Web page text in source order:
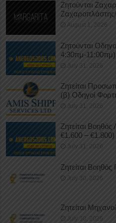
Ζητούνται
Ζαχαροπλάστης/
August 1, 2026
Ζητούνται
4:30πμ-11:00πμ)
July 31, 2026
Ζητείται
(β) Οδηγοί
July 31, 2026
Ζητείται Βοηθός
€1.600 – €1.800)
July 31, 2026
Ζητείται Βοηθός
July 30, 2026
Ζητείται
July 30, 2026